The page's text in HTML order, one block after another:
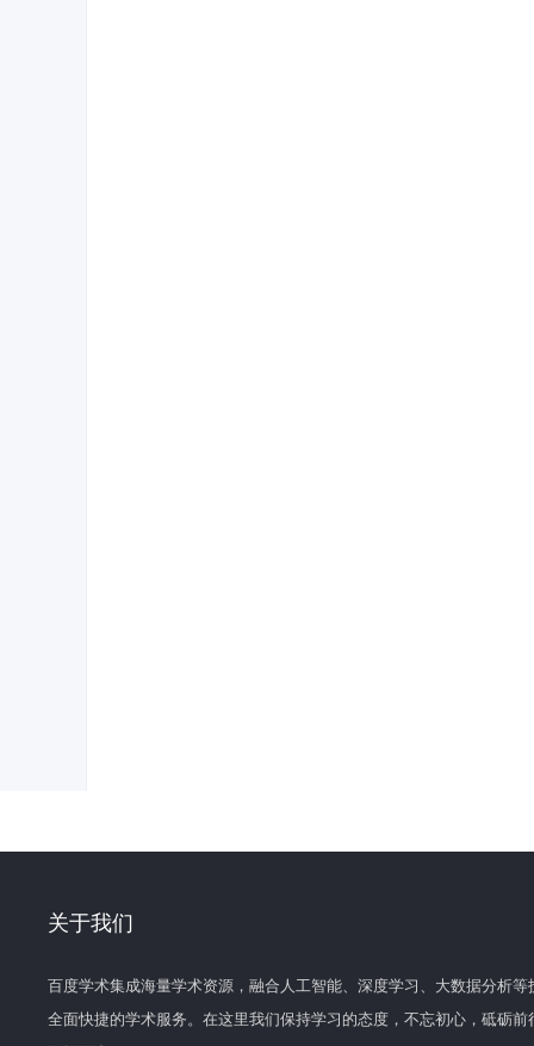
关于我们
百度学术集成海量学术资源，融合人工智能、深度学习、大数据分析
全面快捷的学术服务。在这里我们保持学习的态度，不忘初心，砥砺前